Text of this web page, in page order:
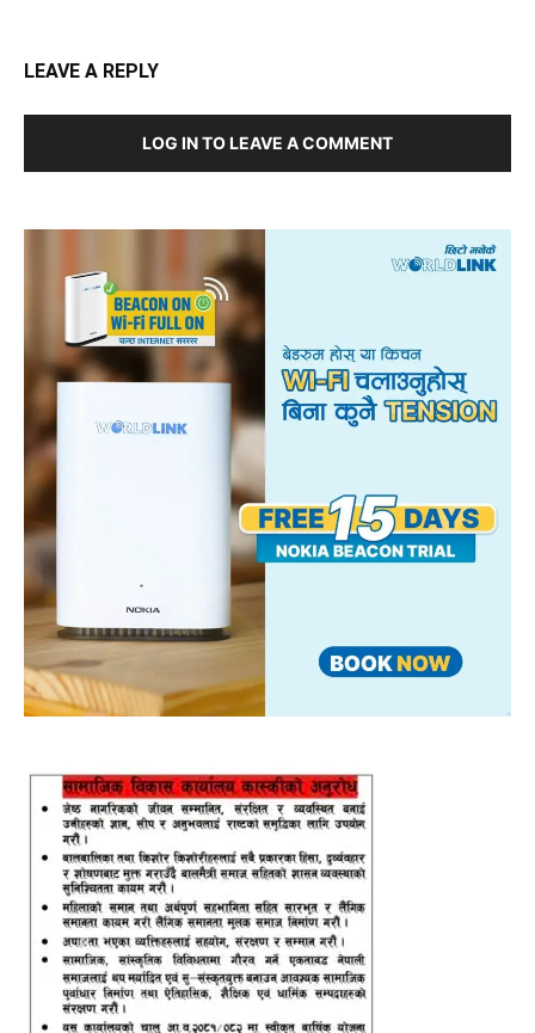
LEAVE A REPLY
LOG IN TO LEAVE A COMMENT